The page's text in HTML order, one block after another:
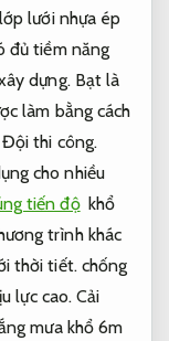
lưới nhựa ép
đủ tiềm năng
dựng.Bạt là
làm bằng cách
Đội thi công.
cho nhiều
tiến độ khổ
trình khác
thời tiết.chống
lực cao.Cải
mưa khổ 6m